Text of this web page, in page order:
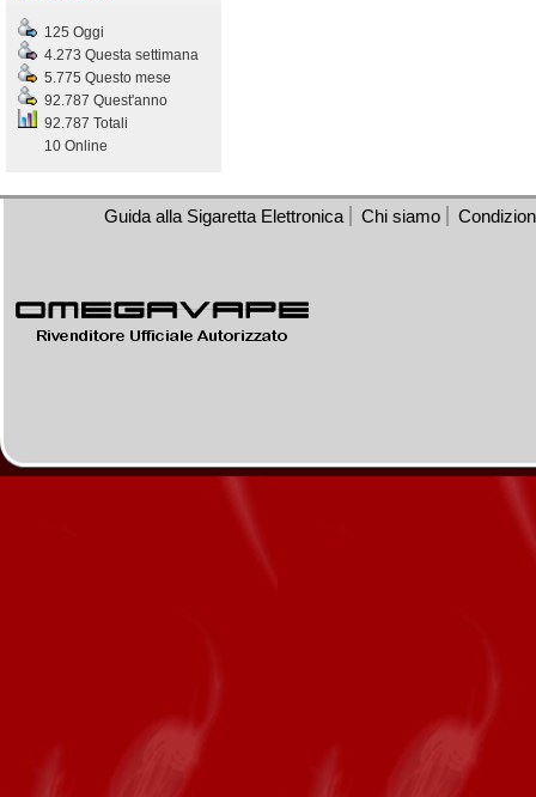
125 Oggi
4.273 Questa settimana
5.775 Questo mese
92.787 Quest'anno
92.787 Totali
10 Online
Guida alla Sigaretta Elettronica Chi siamo